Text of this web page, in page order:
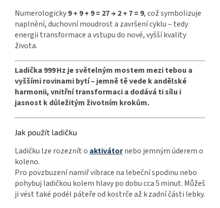
Numerologicky9 + 9 + 9 = 27 → 2 + 7 = 9, což symbolizuje
naplnění, duchovní moudrost a završení cyklu – tedy
energii transformace a vstupu do nové, vyšší kvality
života.
Ladička 999 Hz je světelným mostem mezi tebou a
vyššími rovinami bytí – jemně tě vede k andělské
harmonii, vnitřní transformaci a dodává ti sílu i
jasnost k důležitým životním krokům.
Jak použít ladičku
Ladičku lze rozeznít o aktivátornebo jemným úderem o
koleno.
Pro povzbuzení namiř vibrace na lebeční spodinu nebo
pohybuj ladičkou kolem hlavy po dobu cca 5 minut. Můžeš
ji vést také podél páteře od kostrče až k zadní části lebky.